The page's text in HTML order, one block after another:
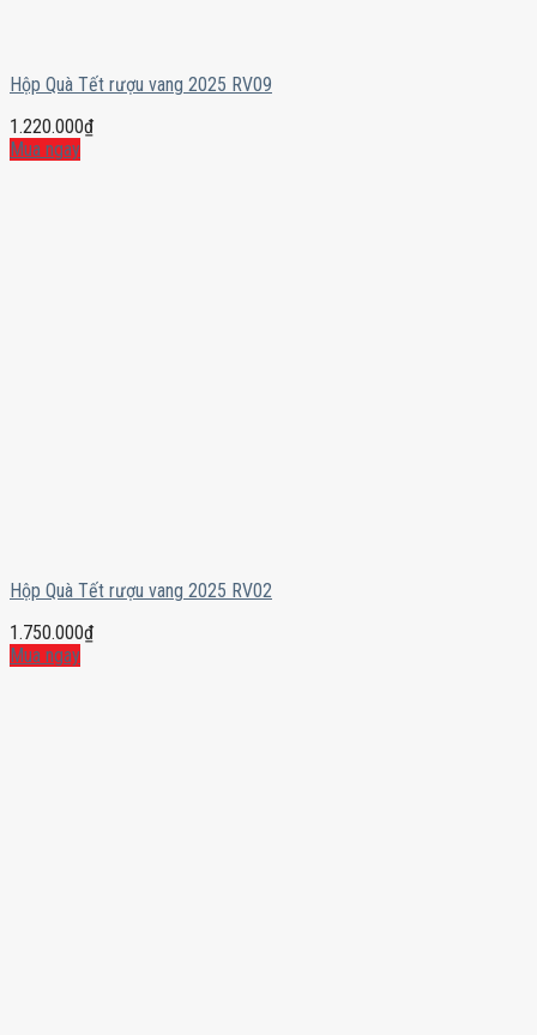
Hộp Quà Tết rượu vang 2025 RV09
1.220.000₫
Mua ngay
Hộp Quà Tết rượu vang 2025 RV02
1.750.000₫
Mua ngay